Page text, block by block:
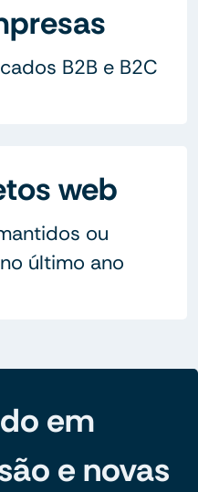
B2B e B2C
web
ou
último ano
em
e novas